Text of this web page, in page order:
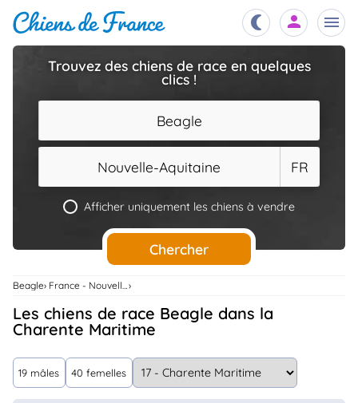
Services
..
Connexion
Trouvez des chiens de race en quelques
clics !
Beagle
Nouvelle-Aquitaine FR
Afficher uniquement les chiens à vendre
Chercher
Beagle France - Nouvelle-Aquitaine
Les chiens de race Beagle dans la
Charente Maritime
19 mâles 40 femelles